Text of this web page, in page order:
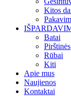
Kitos
Batai
Pirštinės
Rūbai
Kiti
Apie mus
Naujienos
Kontaktai